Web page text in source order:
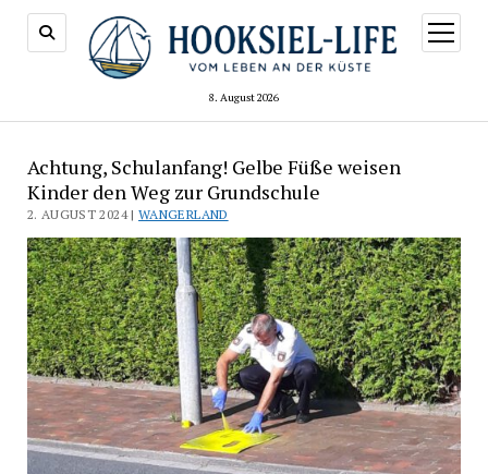
8. August 2026
Menü
öffnen
Achtung, Schulanfang! Gelbe Füße weisen
Kinder den Weg zur Grundschule
2. AUGUST 2024 |WANGERLAND